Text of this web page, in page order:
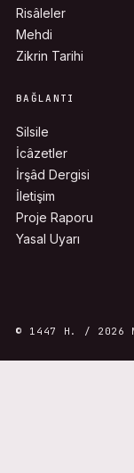
Risâleler
Mehdi
Zikrin Tarihi
BAĞLANTI
Silsile
İcâzetler
İrşâd Dergisi
İletişim
Proje Raporu
Yasal Uyarı
© 1447 H. / 2026 M.